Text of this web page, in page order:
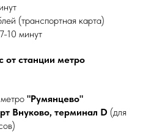
(транспортная карта)
10 минут
станции метро
"Румянцево"
Внуково, терминал D (для